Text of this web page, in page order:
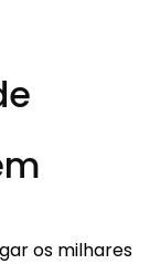
os milhares